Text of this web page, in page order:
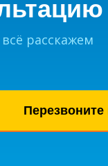
расскажем